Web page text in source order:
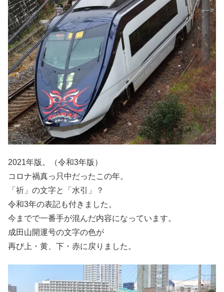
2021年版。（令和3年版）
コロナ禍真っ只中だったこの年。
「祈」の文字と「水引」？
令和3年の表記も付きました。
今までで一番手が混んだ内容になっています。
成田山開運号の文字の色が
再び上・黄、下・赤に戻りました。